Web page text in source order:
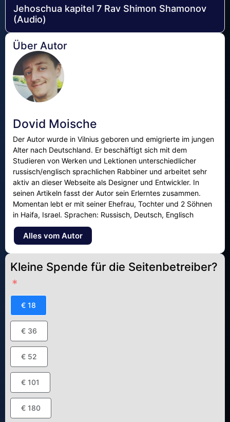
Jehoschua kapitel 7 Rav Shimon Shamonov
(Audio)
Über Autor
Dovid Moische
Der Autor wurde in Vilnius geboren und emigrierte im jungen
Alter nach Deutschland. Er beschäftigt sich mit dem
Studieren von Werken und Lektionen unterschiedlicher
russisch/englisch sprachlichen Rabbiner und arbeitet sehr
aktiv an dieser Webseite als Designer und Entwickler. In
seinen Artikeln fasst der Autor sein Erlerntes zusammen.
Momentan lebt er mit seiner Ehefrau, Tochter und 2 Söhnen
in Haifa, Israel. Sprachen: Russisch, Deutsch, Englisch
Alles vom Autor
Kleine Spende für die Seitenbetreiber?
€ 18
€ 36
€ 52
€ 101
€ 180